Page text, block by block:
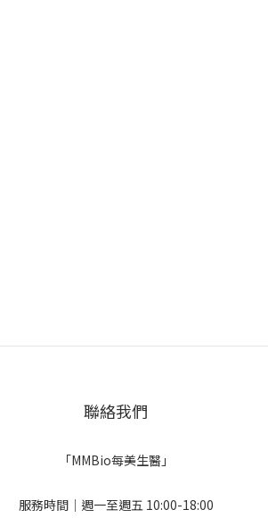
聯絡我們
「MMBio每美生醫」
服務時間｜週一至週五 10:00-18:00